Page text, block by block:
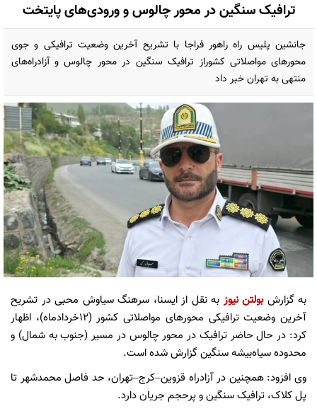
ترافیک سنگین در محور چالوس و ورودی‌های پایتخت
جانشین پلیس راه راهور فراجا با تشریح آخرین وضعیت ترافیکی و جوی
محورهای مواصلاتی کشوراز ترافیک سنگین در محور چالوس و آزادراه‌های
منتهی به تهران خبر داد
به گزارشبولتن نیوز به نقل از ایسنا، سرهنگ سیاوش محبی در تشریح
آخرین وضعیت ترافیکی محورهای مواصلاتی کشور (۱۲خردادماه)، اظهار
کرد: در حال حاضر ترافیک در محور چالوس در مسیر (جنوب به شمال) و
محدوده سیاه‌بیشه سنگین گزارش شده است.
وی افزود: همچنین در آزادراه قزوین–کرج–تهران، حد فاصل محمدشهر تا
پل کلاک، ترافیک سنگین و پرحجم جریان دارد.